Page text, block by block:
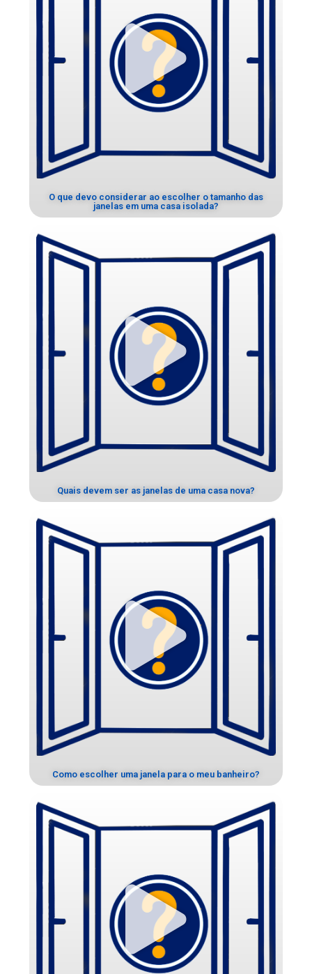
O que devo considerar ao escolher o tamanho das
janelas em uma casa isolada?
Quais devem ser as janelas de uma casa nova?
Como escolher uma janela para o meu banheiro?